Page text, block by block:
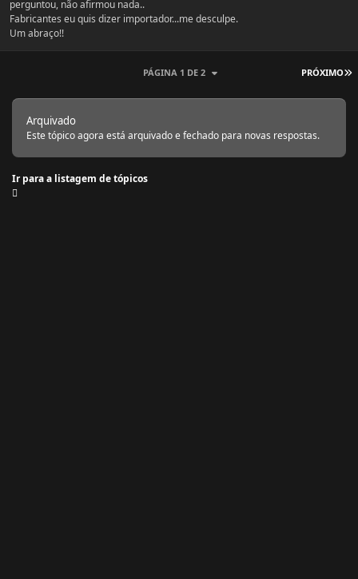
perguntou, não afirmou nada..
Fabricantes eu quis dizer importador...me desculpe.
Um abraço!!
PRÓXIMO
PÁGINA 1 DE 2
Arquivado
Este tópico agora está arquivado e fechado para novas respostas.
Ir para a listagem de tópicos